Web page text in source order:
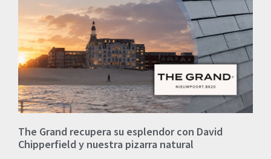
The Grand recupera su esplendor con David
Chipperfield y nuestra pizarra natural